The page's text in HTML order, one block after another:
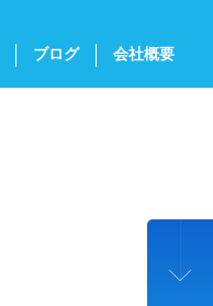
ブログ 会社概要